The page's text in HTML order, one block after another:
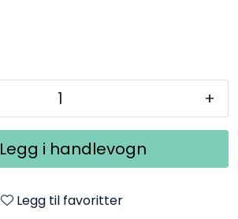
+
Legg i handlevogn
Legg til favoritter